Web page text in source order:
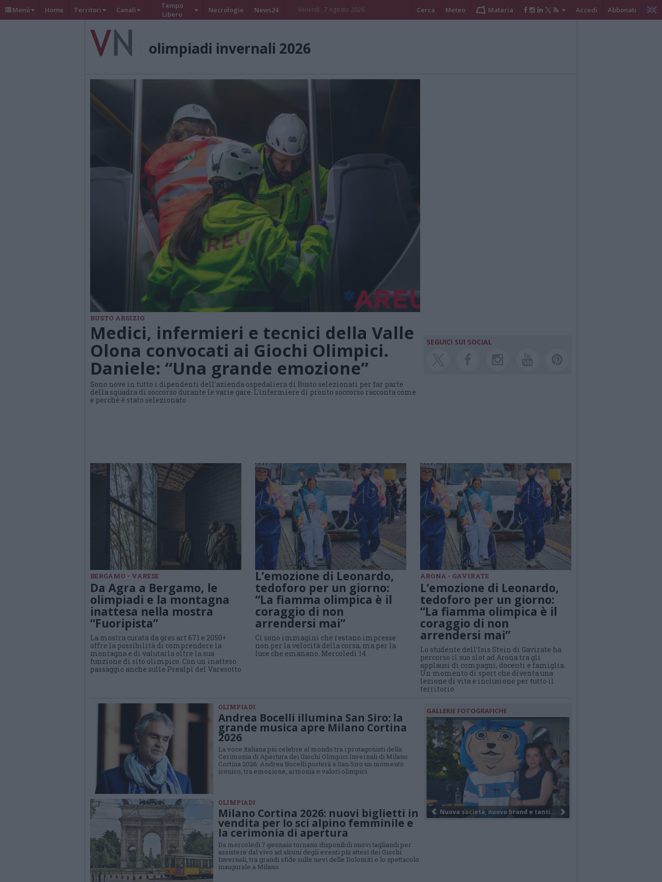
Menù Home Territori Canali
Tempo
Libero
Necrologie News24 Venerdi , 7 Agosto 2026 Cerca Meteo Materia Accedi Abbonati
olimpiadi invernali 2026
BUSTO ARSIZIO
Medici, infermieri e tecnici della Valle
Olona convocati ai Giochi Olimpici.
Daniele: “Una grande emozione”
Sono nove in tutto i dipendenti dell'azienda ospedaliera di Busto selezionati per far parte
della squadra di soccorso durante le varie gare. L'infermiere di pronto soccorso racconta come
e perchè è stato selezionato
SEGUICI SUI SOCIAL
BERGAMO - VARESE
Da Agra a Bergamo, le
olimpiadi e la montagna
inattesa nella mostra
“Fuoripista”
La mostra curata da gres art 671 e 2050+
offre la possibilità di comprendere la
montagna e di valutarla oltre la sua
funzione di sito olimpico. Con un inatteso
passaggio anche sulle Prealpi del Varesotto
L’emozione di Leonardo,
tedoforo per un giorno:
“La fiamma olimpica è il
coraggio di non
arrendersi mai”
Ci sono immagini che restano impresse
non per la velocità della corsa, ma per la
luce che emanano. Mercoledì 14
ARONA - GAVIRATE
L’emozione di Leonardo,
tedoforo per un giorno:
“La fiamma olimpica è il
coraggio di non
arrendersi mai”
Lo studente dell’Isis Stein di Gavirate ha
percorso il suo slot ad Arona tra gli
applausi di compagni, docenti e famiglia.
Un momento di sport che diventa una
lezione di vita e inclusione per tutto il
territorio
OLIMPIADI
Andrea Bocelli illumina San Siro: la
grande musica apre Milano Cortina
2026
La voce italiana più celebre al mondo tra i protagonisti della
Cerimonia di Apertura dei Giochi Olimpici Invernali di Milano
Cortina 2026: Andrea Bocelli porterà a San Siro un momento
iconico, tra emozione, armonia e valori olimpici
OLIMPIADI
Milano Cortina 2026: nuovi biglietti in
vendita per lo sci alpino femminile e
la cerimonia di apertura
Da mercoledì 7 gennaio tornano disponibili nuovi tagliandi per
assistere dal vivo ad alcuni degli eventi più attesi dei Giochi
Invernali, tra grandi sfide sulle nevi delle Dolomiti e lo spettacolo
inaugurale a Milano
GALLERIE FOTOGRAFICHE
Il Gruppo Elite di VareseBasketball...